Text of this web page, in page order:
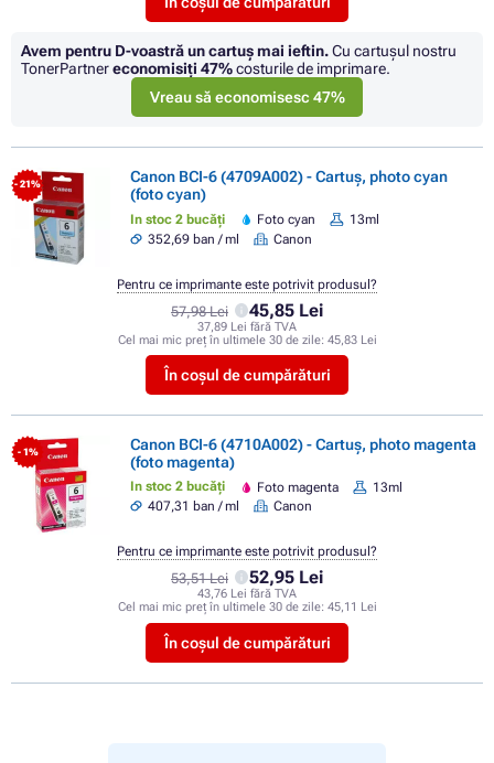
Avem pentru D-voastră un cartuș mai ieftin.Cu cartuşul nostru
TonerPartnereconomisiţi 47%costurile de imprimare.
Vreau să economisesc 47%
- 21%
Canon BCI-6 (4709A002) - Cartuș, photo cyan
(foto cyan)
In stoc 2 bucăți Foto cyan
13ml
352,69 ban / ml
Canon
57,98 Lei 45,85 Lei
37,89 Lei fără TVA
Cel mai mic preț în ultimele 30 de zile: 45,83 Lei
În coșul de cumpărături
Pentru ce imprimante este potrivit produsul?
- 1%
Canon BCI-6 (4710A002) - Cartuș, photo magenta
(foto magenta)
In stoc 2 bucăți Foto magenta
13ml
407,31 ban / ml
Canon
53,51 Lei 52,95 Lei
43,76 Lei fără TVA
Cel mai mic preț în ultimele 30 de zile: 45,11 Lei
În coșul de cumpărături
Pentru ce imprimante este potrivit produsul?